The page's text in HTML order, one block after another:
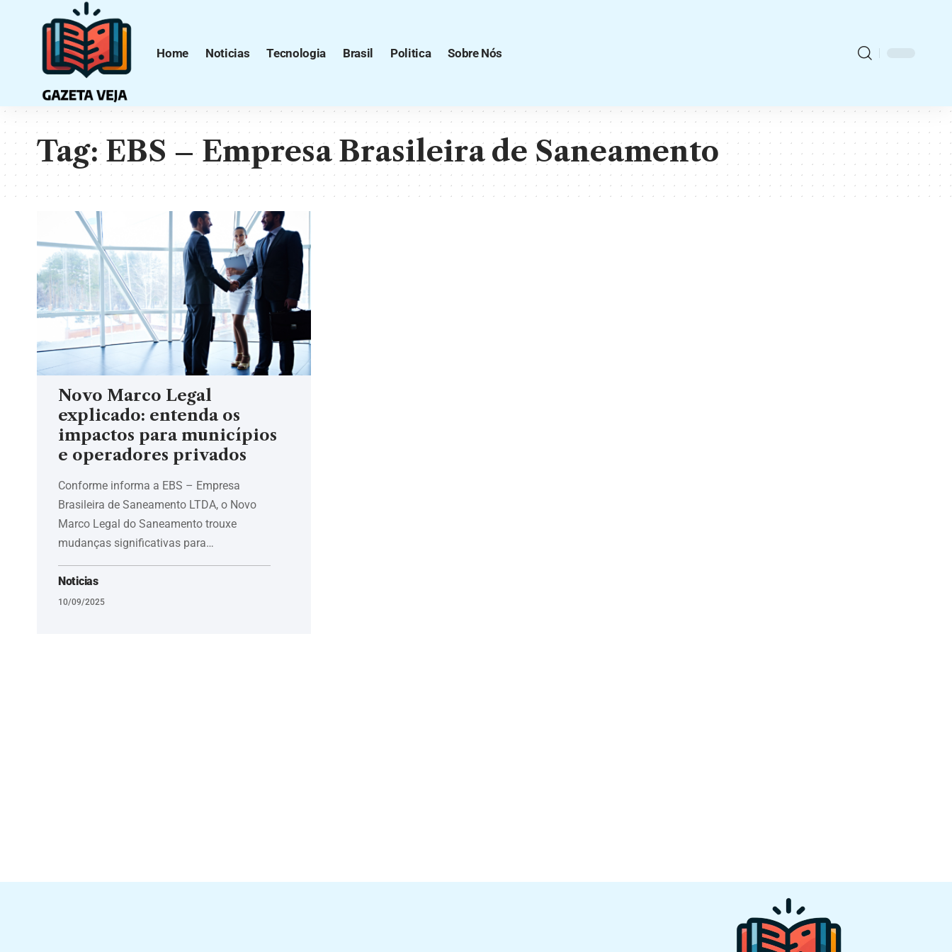
Home Noticias Tecnologia Brasil Politica Sobre Nós
Tag:EBS – Empresa Brasileira de Saneamento
Novo Marco Legal
explicado: entenda os
impactos para municípios
e operadores privados
Conforme informa a EBS – Empresa
Brasileira de Saneamento LTDA, o Novo
Marco Legal do Saneamento trouxe
mudanças significativas para…
Noticias
10/09/2025